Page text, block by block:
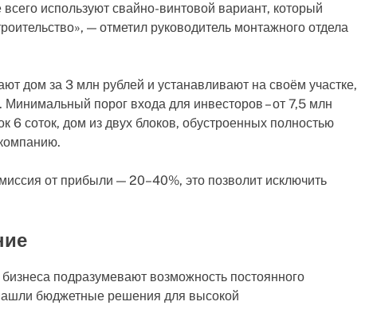
используют свайно-винтовой вариант, который
— отметил руководитель монтажного отдела
дом за 3 млн рублей и устанавливают на своём участке,
порог входа для инвесторов – от 7,5 млн
6 соток, дом из двух блоков, обустроенных полностью
от прибыли — 20–40%, это позволит исключить
подразумевают возможность постоянного
бюджетные решения для высокой